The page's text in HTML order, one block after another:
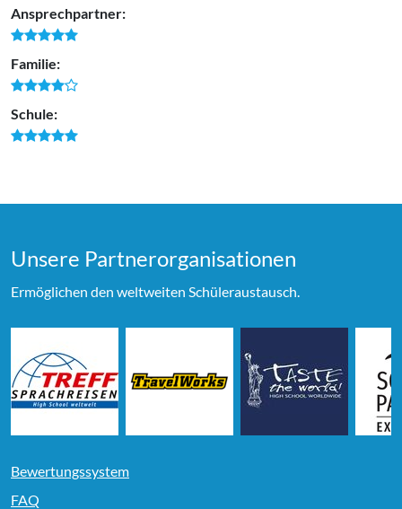
Ansprechpartner:
Familie:
Schule:
Unsere Partner­organi­sationen
Ermöglichen den weltweiten Schüleraustausch.
Bewertungssystem
FAQ